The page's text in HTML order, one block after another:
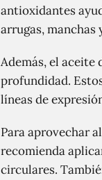
antioxidantes
arrugas, manchas
Además, el aceite
profundidad.
líneas de
Para aprovechar
recomienda
circulares.